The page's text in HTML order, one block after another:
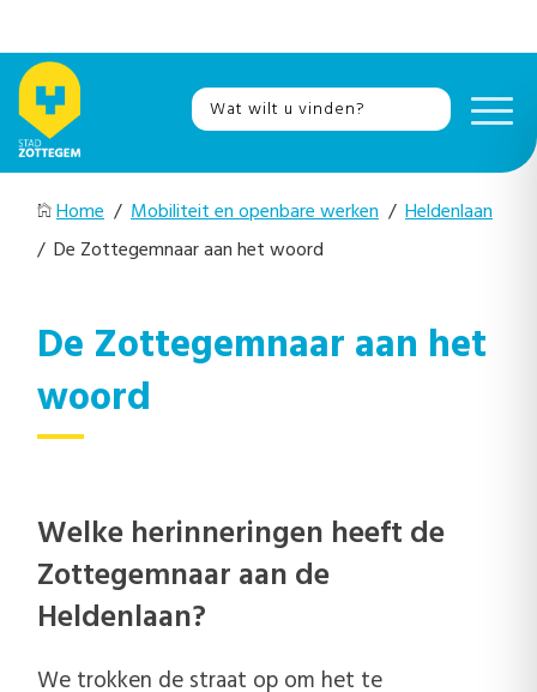
Home / Mobiliteit en openbare werken / Heldenlaan
/ De Zottegemnaar aan het woord
De Zottegemnaar aan het
woord
Welke herinneringen heeft de
Zottegemnaar aan de
Heldenlaan?
We trokken de straat op om het te